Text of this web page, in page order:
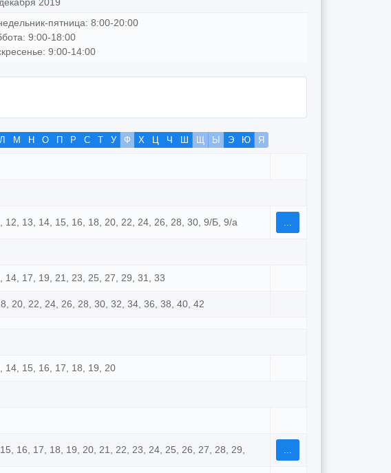
пятница: 8:00-20:00
9:00-18:00
9:00-14:00
Л М Н О П Р С Т У Ф Х Ц Ч Ш Щ Ы Э Ю Я
12, 13, 14, 15, 16, 18, 20, 22, 24, 26, 28, 30, 9/Б, 9/а ...
14, 17, 19, 21, 23, 25, 27, 29, 31, 33
20, 22, 24, 26, 28, 30, 32, 34, 36, 38, 40, 42
14, 15, 16, 17, 18, 19, 20
16, 17, 18, 19, 20, 21, 22, 23, 24, 25, 26, 27, 28, 29, ...